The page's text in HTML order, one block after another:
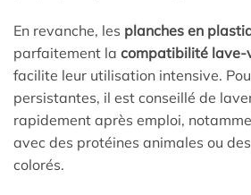
En revanche, les planches en
parfaitement la compatibilité lave-
facilite leur utilisation intensive.
persistantes, il est conseillé de
rapidement après emploi,
avec des protéines animales ou
colorés.